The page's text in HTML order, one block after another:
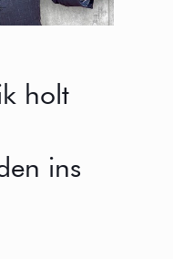
holt
ins